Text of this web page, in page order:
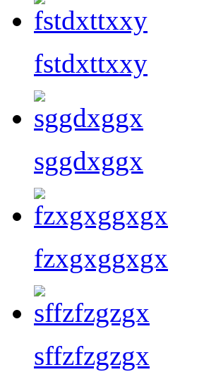
fstdxttxxy
sggdxggx
fzxgxggxgx
sffzfzgzgx